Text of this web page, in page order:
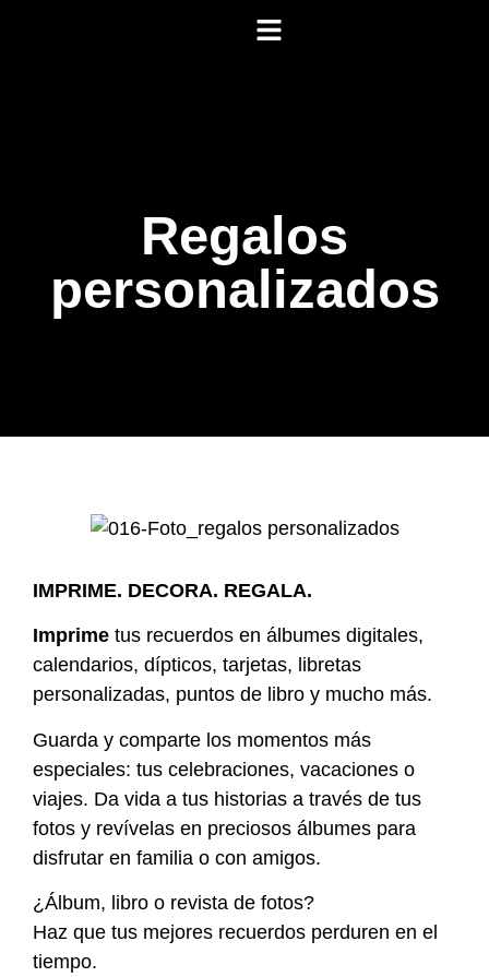
Regalos
personalizados
IMPRIME. DECORA. REGALA.
Imprime tus recuerdos en álbumes digitales,
calendarios, dípticos, tarjetas, libretas
personalizadas, puntos de libro y mucho más.
Guarda y comparte los momentos más
especiales: tus celebraciones, vacaciones o
viajes. Da vida a tus historias a través de tus
fotos y revívelas en preciosos álbumes para
disfrutar en familia o con amigos.
¿Álbum, libro o revista de fotos?
Haz que tus mejores recuerdos perduren en el
tiempo.